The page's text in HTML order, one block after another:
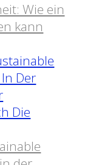
Wie ein
kann